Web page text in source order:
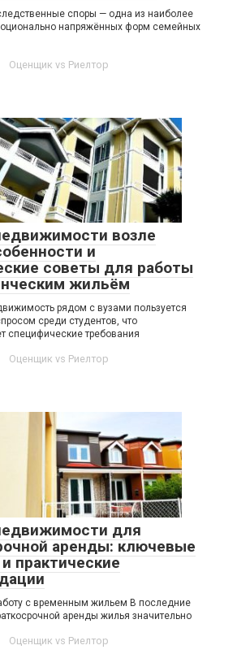
споры — одна из наиболее
напряжённых форм семейных
Оценщик vs Риелтор
возле
и
советы для работы
жильём
рядом с вузами пользуется
среди студентов, что
специфические требования
Оценщик vs Риелтор
для
аренды: ключевые
практические
с временным жильем В последние
аренды жилья значительно
Оценщик vs Риелтор